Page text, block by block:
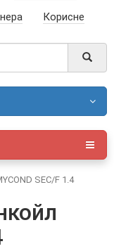
Корисне
SEC/F 1.4